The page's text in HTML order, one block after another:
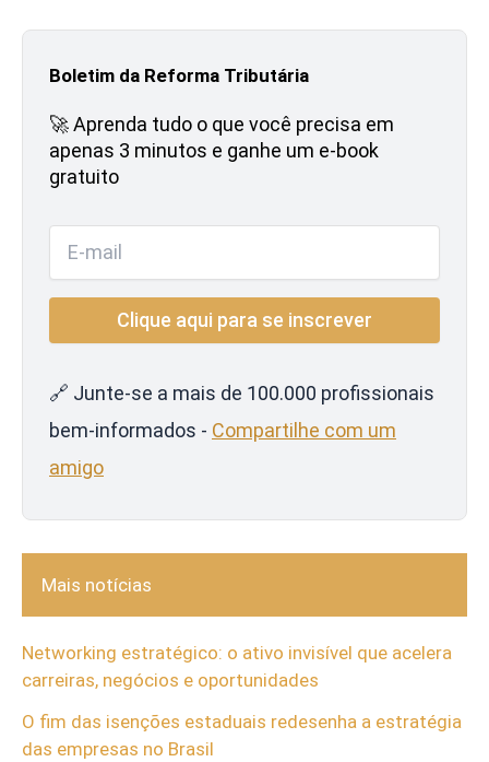
Boletim da Reforma Tributária
🚀 Aprenda tudo o que você precisa em
apenas 3 minutos e ganhe um e-book
gratuito
🔗 Junte-se a mais de 100.000 profissionais
bem-informados - Compartilhe com um
amigo
Mais notícias
Networking estratégico: o ativo invisível que acelera
carreiras, negócios e oportunidades
O fim das isenções estaduais redesenha a estratégia
das empresas no Brasil